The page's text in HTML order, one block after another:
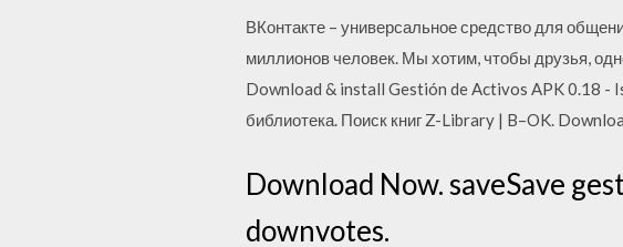
ВКонтакте – универсальное средство для
миллионов человек. Мы хотим, чтобы друзья,
Download & install Gestión de Activos APK 0.18 -
библиотека. Поиск книг Z-Library | B–OK.
Download Now. saveSave
downvotes.